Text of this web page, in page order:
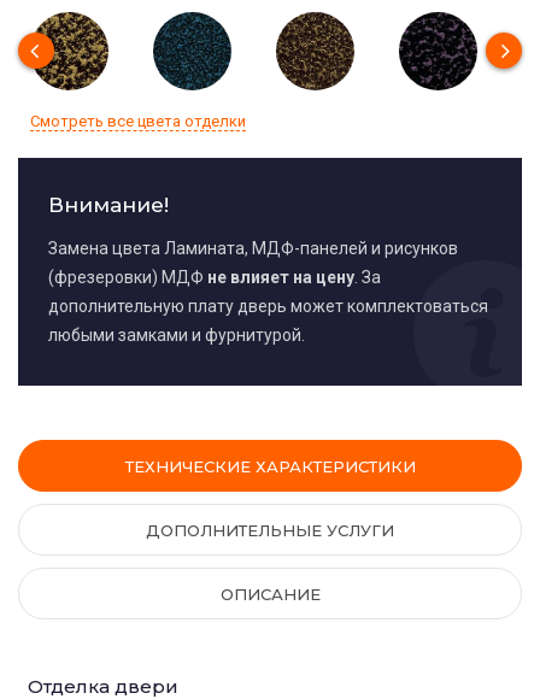
Смотреть все цвета отделки
Внимание!
Замена цвета Ламината, МДФ-панелей и рисунков
(фрезеровки) МДФ не влияет на цену . За
дополнительную плату дверь может комплектоваться
любыми замками и фурнитурой.
ТЕХНИЧЕСКИЕ ХАРАКТЕРИСТИКИ
ДОПОЛНИТЕЛЬНЫЕ УСЛУГИ
ОПИСАНИЕ
Отделка двери